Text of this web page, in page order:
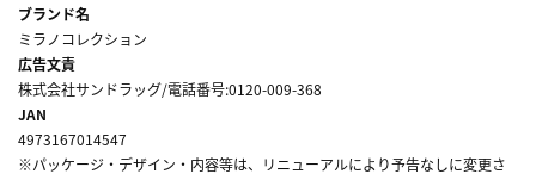
ブランド名
ミラノコレクション
広告文責
株式会社サンドラッグ/電話番号:0120-009-368
JAN
4973167014547
※パッケージ・デザイン・内容等は、リニューアルにより予告なしに変更さ